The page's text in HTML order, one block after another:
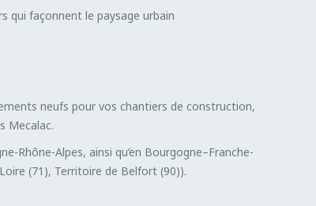
qui façonnent le paysage urbain
neufs pour vos chantiers de construction,
Mecalac.
Rhône-Alpes, ainsi qu’en Bourgogne–Franche-
(71), Territoire de Belfort (90)).